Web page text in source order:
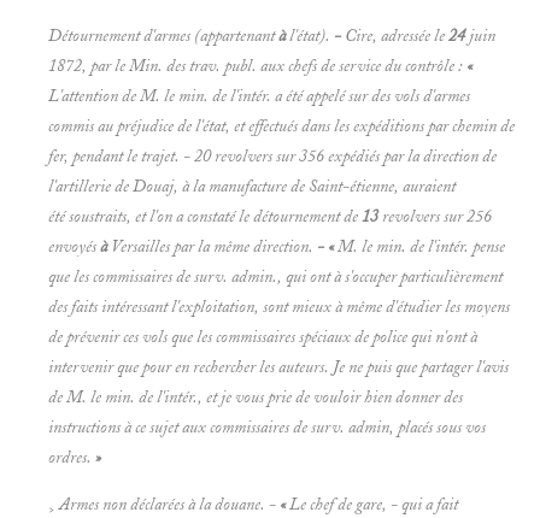
Détournement d'armes (appartenantàl'état). - Cire, adressée le24juin
1872, par le Min. des trav. publ. aux chefs de service du contrôle : «
L'attention de M. le min. de l'intér. a été appelé sur des vols d'armes
commis au préjudice de l'état, et effectués dans les expéditions par chemin de
fer, pendant le trajet. - 20 revolvers sur 356 expédiés par la direction de
l'artillerie de Douaj, à la manufacture de Saint-étienne, auraient
été soustraits, et l'on a constaté le détournement de13revolvers sur 256
envoyésà Versailles par la même direction. - «M. le min. de l'intér. pense
que lescommissaires de surv. admin., qui ont à s'occuper particulièrement
des faits intéressant l'exploitation, sont mieux à même d'étudier les moyens
de prévenir ces vols que les commissaires spéciaux de police qui n'ont à
intervenir que pour en rechercher les auteurs. Je ne puis que partager l'avis
de M. le min. de l'intér., et je vous prie de vouloir hien donner des
instructions à ce sujet aux commissaires de surv. admin, placés sous vos
ordres. »
> Armes non déclarées à la douane. - «Le chef de gare, - qui a fait